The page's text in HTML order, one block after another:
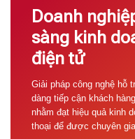
Doanh
sàng kinh
điện tử
Giải pháp công nghệ hỗ
dàng tiếp cận khách
nhằm đạt hiệu quả kinh
thoại để được chuyên